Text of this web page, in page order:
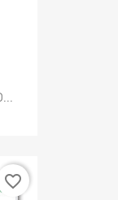
favorite_border